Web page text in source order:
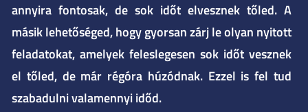
annyira fontosak, de sok időt elvesznek tőled. A
másik lehetőséged, hogy gyorsan zárj le olyan nyitott
feladatokat, amelyek feleslegesen sok időt vesznek
el tőled, de már régóra húzódnak. Ezzel is fel tud
szabadulni valamennyi időd.